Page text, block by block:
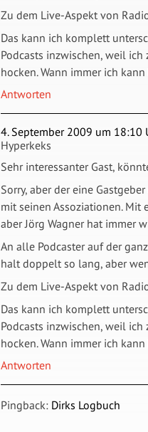
Zu dem Live-Aspekt von
Das kann ich komplett
Podcasts inzwischen, weil
hocken. Wann immer ich
Antworten
4. September 2009 um 18:10
Hyperkeks
Sehr interessanter Gast,
Sorry, aber der eine
mit seinen Assoziationen.
aber Jörg Wagner hat immer
An alle Podcaster auf der
halt doppelt so lang, aber
Zu dem Live-Aspekt von
Das kann ich komplett
Podcasts inzwischen, weil
hocken. Wann immer ich
Antworten
Pingback: Dirks Logbuch